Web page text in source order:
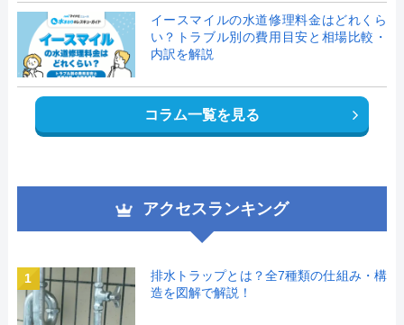
イースマイルの水道修理料金はどれくら
い？トラブル別の費用目安と相場比較・
内訳を解説
コラム一覧を見る
アクセスランキング
1
排水トラップとは？全7種類の仕組み・構
造を図解で解説！